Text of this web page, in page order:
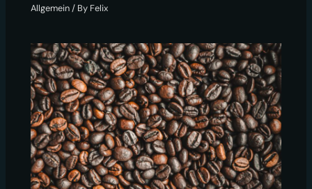
Allgemein/ By Felix